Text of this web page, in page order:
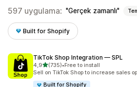
597 uygulama: Gerçek zamanlı
Built for Shopify
TikTok Shop Integration — SPL
4,95 yıldız üzerinden
(735)
toplam 735 değerlendirme
•Free to install
Sell on TikTok Shop to increase sales
Built for Shopify